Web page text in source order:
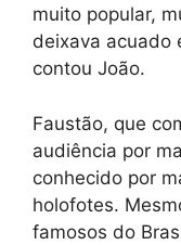
muito popular,
deixava acuado
contou João.
Faustão, que
audiência por
conhecido por
holofotes.
famosos do